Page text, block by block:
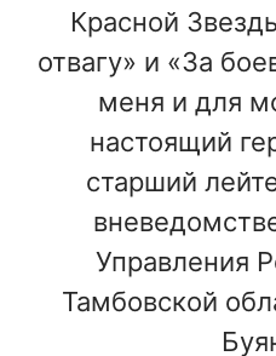
Красной
отвагу» и «За
меня и для
настоящий
старший
Управления
Тамбовской